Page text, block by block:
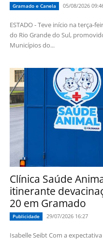
Gramado e Canela 05/08/2026
ESTADO - Teve início na terça-
do Rio Grande do Sul,
Municípios do...
Clínica Saúde
itinerante
20 em Gramado
Publicidade 29/07/2026 16:27
Isabelle Seibt Com a expectativa de imunizar mais de 10 mil animais